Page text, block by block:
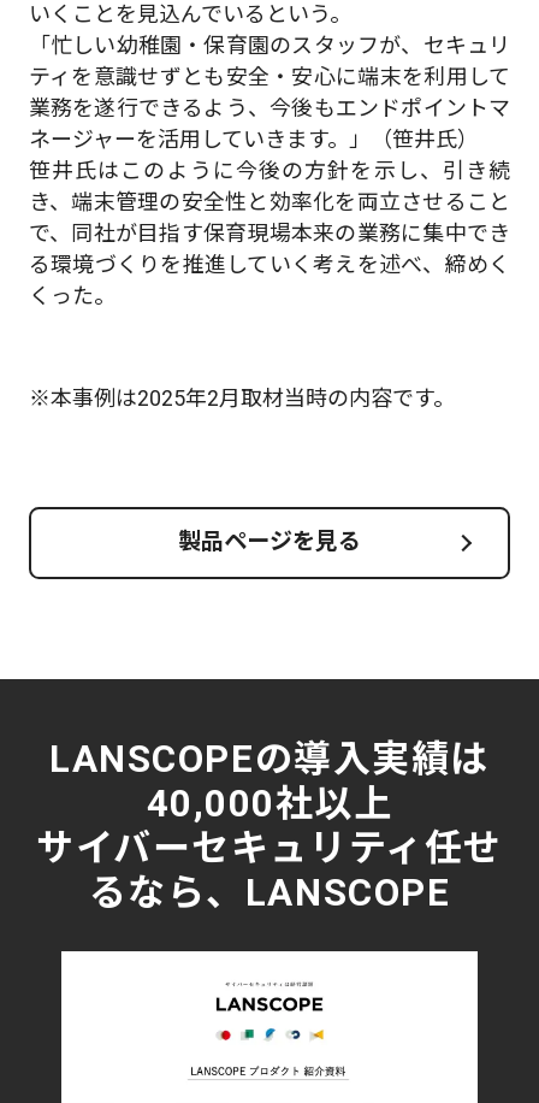
いくことを見込んでいるという。
「忙しい幼稚園・保育園のスタッフが、セキュリ
ティを意識せずとも安全・安心に端末を利用して
業務を遂行できるよう、今後もエンドポイントマ
ネージャーを活用していきます。」（笹井氏）
笹井氏はこのように今後の方針を示し、引き続
き、端末管理の安全性と効率化を両立させること
で、同社が目指す保育現場本来の業務に集中でき
る環境づくりを推進していく考えを述べ、締めく
くった。
※本事例は2025年2月取材当時の内容です。
製品ページを見る
LANSCOPEの導入実績は
40,000社以上
サイバーセキュリティ任せ
るなら、LANSCOPE